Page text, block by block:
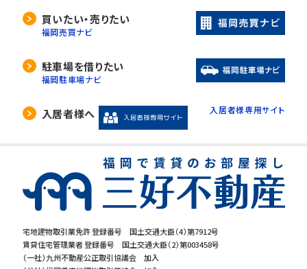
宅地建物取引業免許 登録番号 国土交通大臣（4）第7912号
賃貸住宅管理業者 登録番号 国土交通大臣（2）第003458号
（一社）九州不動産公正取引協議会 加入
買いたい・売りたい
福岡売買ナビ
駐車場を借りたい
福岡駐車場ナビ
入居者様へ 入居者様専用サイト